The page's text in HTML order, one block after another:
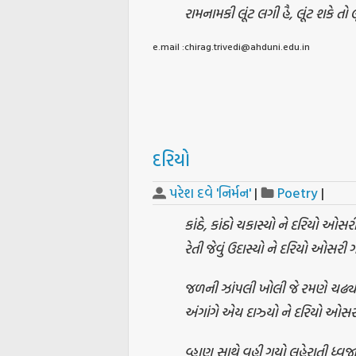
રામનામકી લૂંટ લગી હૈ, લૂંટ શકે તો
e.mail :chirag.trivedi@ahduni.edu.in
દરિયો
પરેશ દવે 'નિર્મન' | Poetry |
કાંઠે, કાંઠો ચકાસ્યો ને દરિયો
રેતી જેવું ઉદાસ્યો ને દરિયો ઓસરી
જળની ઝાંપલી ખોલી જે રમણે
અંગાંગે એય દાઝ્યો ને દરિયો
વ્હાણ સાથે વહી ગયો લહેરાતી